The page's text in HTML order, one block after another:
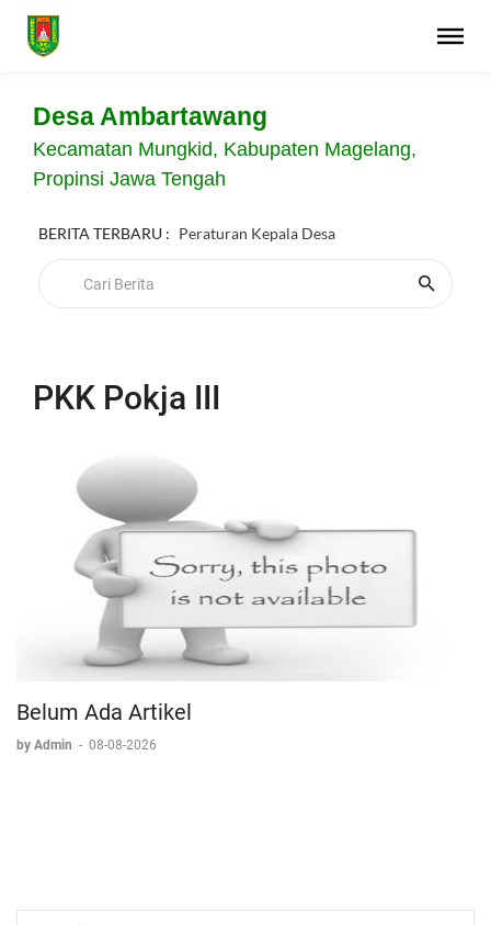
Desa Ambartawang
Kecamatan Mungkid, Kabupaten Magelang,
Propinsi Jawa Tengah
BERITA TERBARU : Peraturan Kepala Desa
PKK Pokja III
Belum Ada Artikel
by Admin - 08-08-2026